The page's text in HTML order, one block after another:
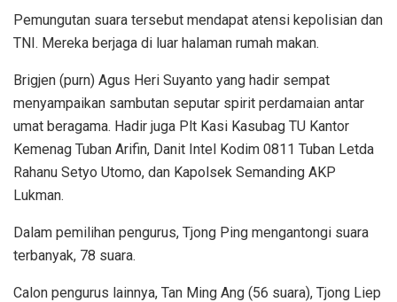
Pemungutan suara tersebut mendapat atensi kepolisian dan
TNI. Mereka berjaga di luar halaman rumah makan.
Brigjen (purn) Agus Heri Suyanto yang hadir sempat
menyampaikan sambutan seputar spirit perdamaian antar
umat beragama. Hadir juga Plt Kasi Kasubag TU Kantor
Kemenag Tuban Arifin, Danit Intel Kodim 0811 Tuban Letda
Rahanu Setyo Utomo, dan Kapolsek Semanding AKP
Lukman.
Dalam pemilihan pengurus, Tjong Ping mengantongi suara
terbanyak, 78 suara.
Calon pengurus lainnya, Tan Ming Ang (56 suara), Tjong Liep